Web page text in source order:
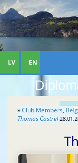
LV EN
»Club Members,
Thomas Castrel